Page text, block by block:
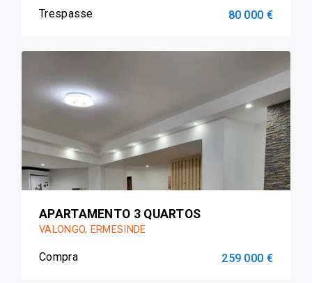
Trespasse 80 000 €
APARTAMENTO 3 QUARTOS
VALONGO, ERMESINDE
Compra 259 000 €